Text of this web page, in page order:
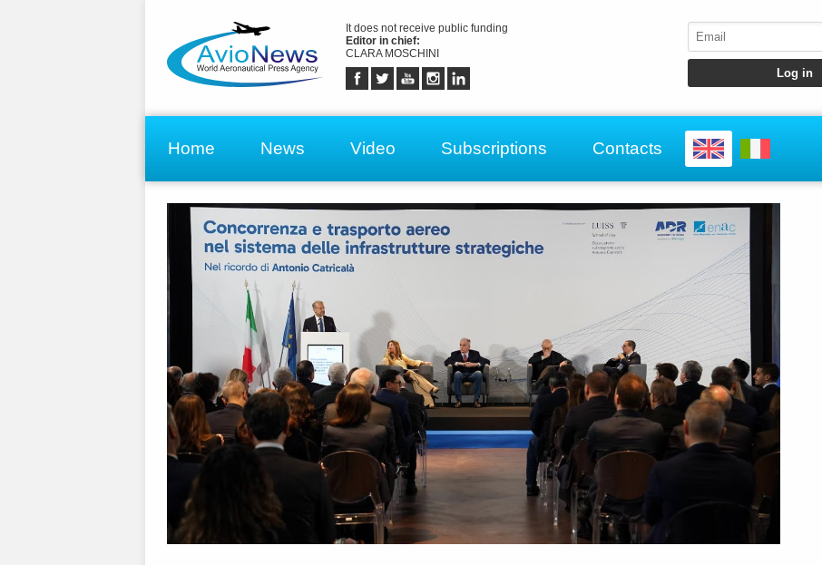
It does not receive public funding
Editor in chief:
CLARA MOSCHINI
Home News Video Subscriptions Contacts